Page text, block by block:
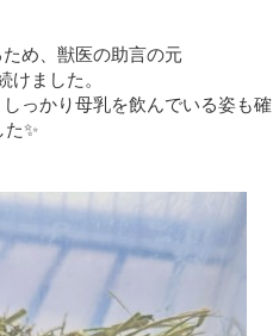
め、獣医の助言の元
けました。
っかり母乳を飲んでいる姿も確
✨